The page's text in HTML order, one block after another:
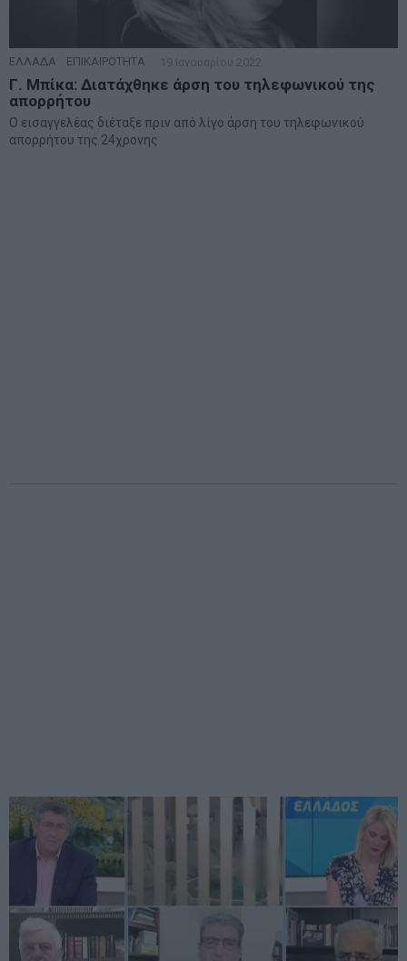
ΕΛΛΑΔΑ ΕΠΙΚΑΙΡΟΤΗΤΑ 19 Ιανουαρίου 2022
Γ. Μπίκα: Διατάχθηκε άρση του τηλεφωνικού της
απορρήτου
Ο εισαγγελέας διέταξε πριν από λίγο άρση του τηλεφωνικού
απορρήτου της 24χρονης